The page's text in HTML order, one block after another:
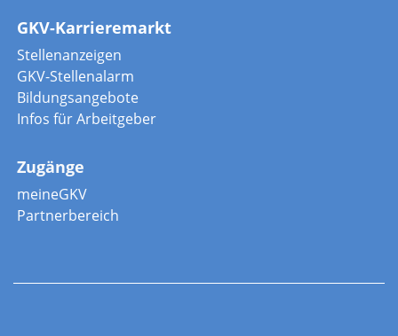
GKV-Karrieremarkt
Stellenanzeigen
GKV-Stellenalarm
Bildungsangebote
Infos für Arbeitgeber
Zugänge
meineGKV
Partnerbereich